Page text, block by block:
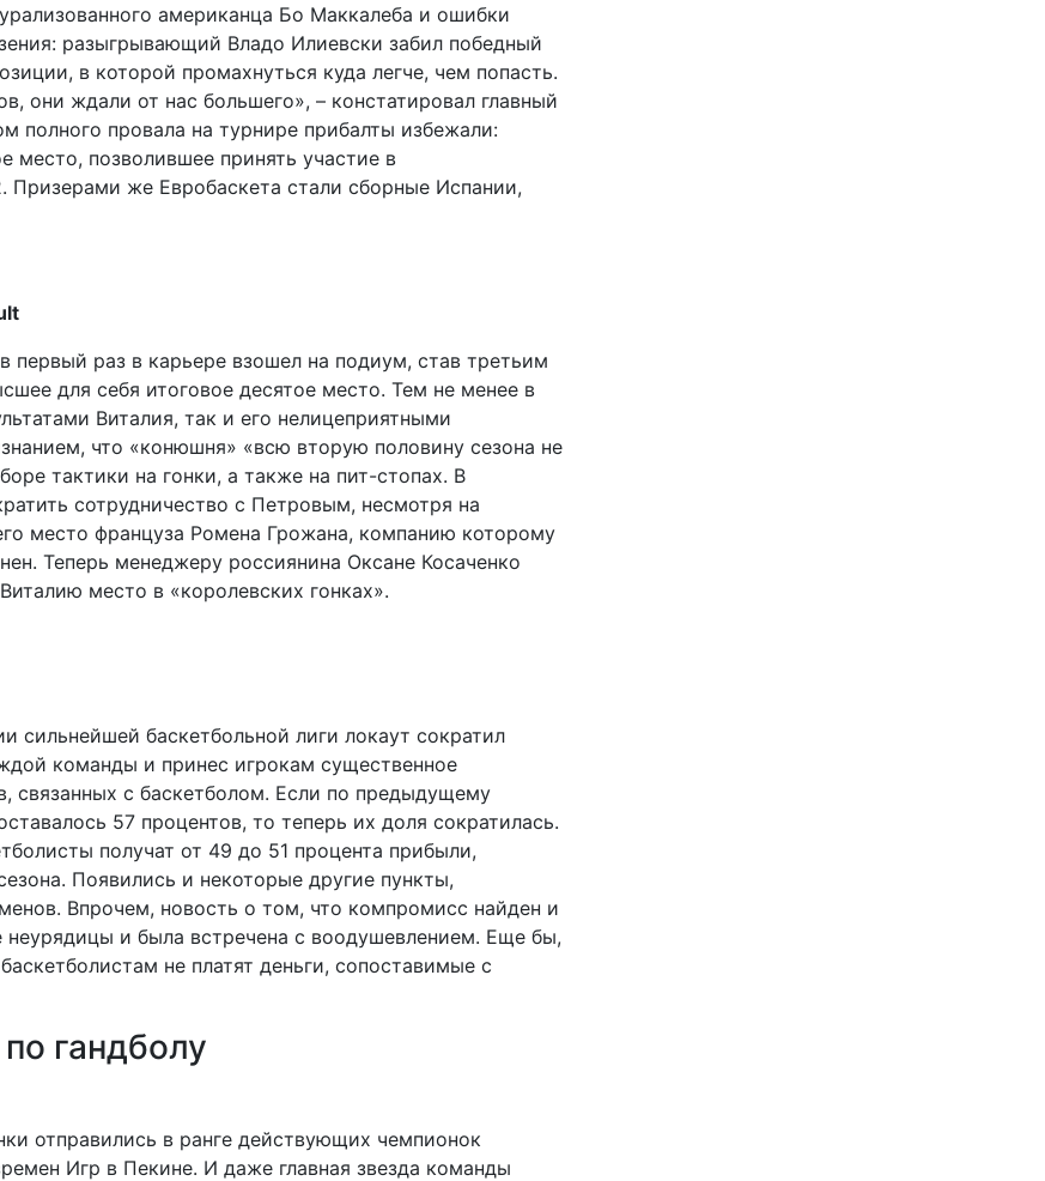
американца Бо Маккалеба и ошибки
разыгрывающий Владо Илиевски забил победный
в которой промахнуться куда легче, чем попасть.
они ждали от нас большего», – констатировал главный
полного провала на турнире прибалты избежали:
место, позволившее принять участие в
Призерами же Евробаскета стали сборные Испании,
раз в карьере взошел на подиум, став третьим
для себя итоговое десятое место. Тем не менее в
Виталия, так и его нелицеприятными
что «конюшня» «всю вторую половину сезона не
тактики на гонки, а также на пит-стопах. В
сотрудничество с Петровым, несмотря на
место француза Ромена Грожана, компанию которому
Теперь менеджеру россиянина Оксане Косаченко
место в «королевских гонках».
сильнейшей баскетбольной лиги локаут сократил
команды и принес игрокам существенное
связанных с баскетболом. Если по предыдущему
57 процентов, то теперь их доля сократилась.
получат от 49 до 51 процента прибыли,
Появились и некоторые другие пункты,
Впрочем, новость о том, что компромисс найден и
неурядицы и была встречена с воодушевлением. Еще бы,
не платят деньги, сопоставимые с
гандболу
отправились в ранге действующих чемпионок
Игр в Пекине. И даже главная звезда команды